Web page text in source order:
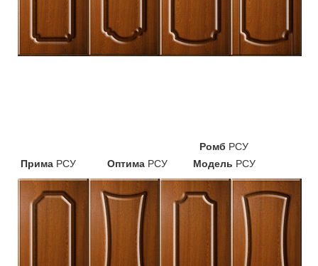
Ромб РСУ
Прима РСУ Оптима РСУ Модель РСУ